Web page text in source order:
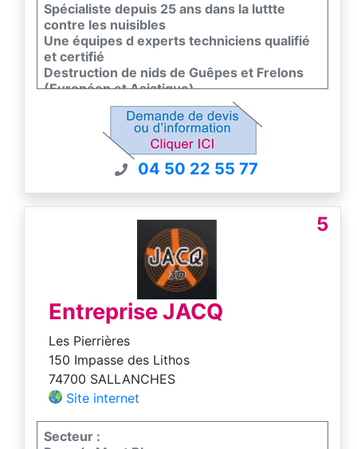
Spécialiste depuis 25 ans dans la luttte
contre les nuisibles
Une équipes d experts techniciens qualifié
et certifié
Destruction de nids de Guêpes et Frelons
(Européen et Asiatique)
Devis et conseil gratuit
Intervention Savoie, Haute-Savoie et Pays
04 50 22 55 77
5
Entreprise JACQ
Les Pierrières
150 Impasse des Lithos
74700 SALLANCHES
Site internet
Secteur :